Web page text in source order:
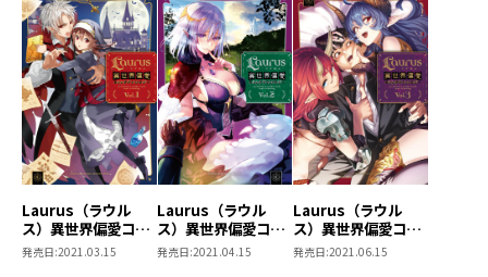
Laurus（ラウル
ス）異世界偏愛コミ
ックアンソロジー
Vol.1
発売日:2021.03.15
Laurus（ラウル
ス）異世界偏愛コミ
ックアンソロジー
Vol.2
発売日:2021.04.15
Laurus（ラウル
ス）異世界偏愛コミ
ックアンソロジー
Vol.3
発売日:2021.06.15